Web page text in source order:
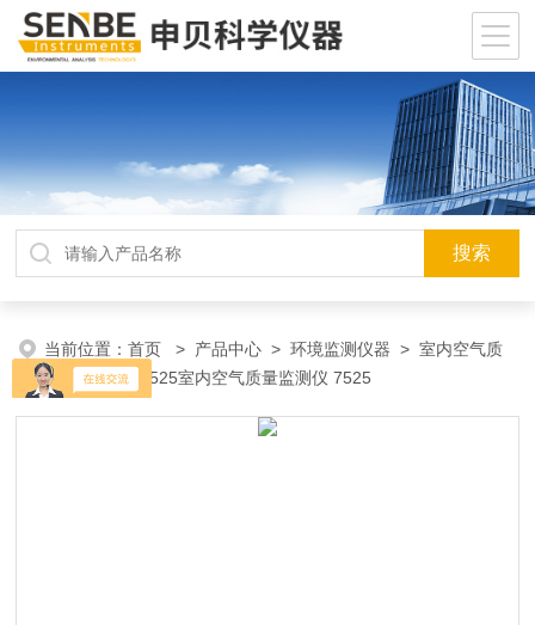
当前位置：首页 > 产品中心 >环境监测仪器 >室内空气质
量监测仪> 7525室内空气质量监测仪 7525